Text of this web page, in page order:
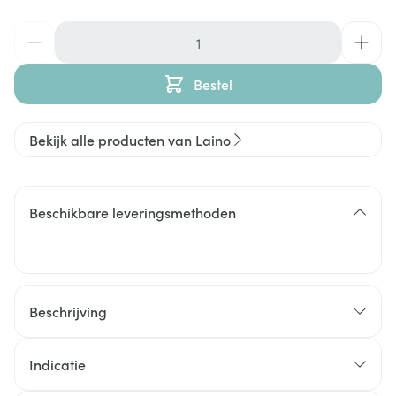
Bestel
Bekijk alle producten van Laino
Beschikbare leveringsmethoden
Beschrijving
Indicatie